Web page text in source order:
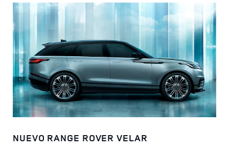
NUEVO RANGE ROVER VELAR